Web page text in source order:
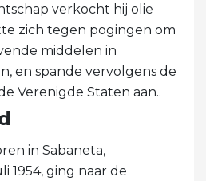
verkocht hij olie
zich tegen pogingen om
middelen in
en spande vervolgens de
Verenigde Staten aan..
in Sabaneta,
1954, ging naar de